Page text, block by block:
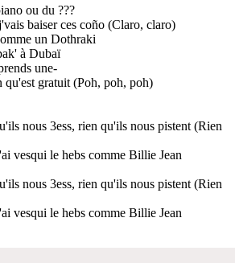
ou du ???
baiser ces coño (Claro, claro)
un Dothraki
à Dubaï
une-
qu'est gratuit (Poh, poh, poh)
nous 3ess, rien qu'ils nous pistent (Rien
vesqui le hebs comme Billie Jean
nous 3ess, rien qu'ils nous pistent (Rien
vesqui le hebs comme Billie Jean